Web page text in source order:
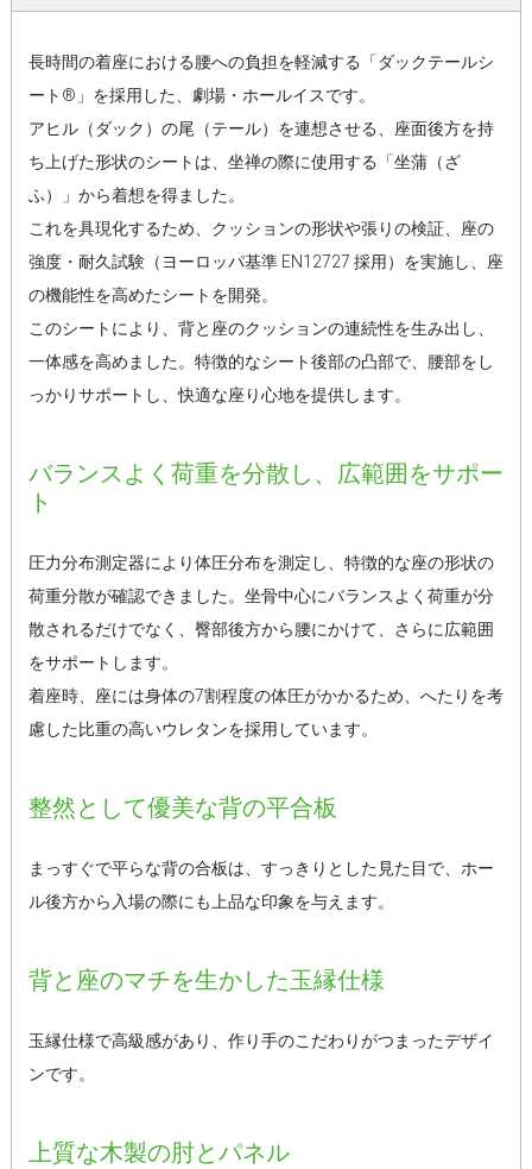
長時間の着座における腰への負担を軽減する「ダックテールシ
ート®」を採用した、劇場・ホールイスです。
アヒル（ダック）の尾（テール）を連想させる、座面後方を持
ち上げた形状のシートは、坐禅の際に使用する「坐蒲（ざ
ふ）」から着想を得ました。
これを具現化するため、クッションの形状や張りの検証、座の
強度・耐久試験（ヨーロッパ基準 EN12727 採用）を実施し、座
の機能性を高めたシートを開発。
このシートにより、背と座のクッションの連続性を生み出し、
一体感を高めました。特徴的なシート後部の凸部で、腰部をし
っかりサポートし、快適な座り心地を提供します。
バランスよく荷重を分散し、広範囲をサポー
ト
圧力分布測定器により体圧分布を測定し、特徴的な座の形状の
荷重分散が確認できました。坐骨中心にバランスよく荷重が分
散されるだけでなく、臀部後方から腰にかけて、さらに広範囲
をサポートします。
着座時、座には身体の7割程度の体圧がかかるため、へたりを考
慮した比重の高いウレタンを採用しています。
整然として優美な背の平合板
まっすぐで平らな背の合板は、すっきりとした見た目で、ホー
ル後方から入場の際にも上品な印象を与えます。
背と座のマチを生かした玉縁仕様
玉縁仕様で高級感があり、作り手のこだわりがつまったデザイ
ンです。
上質な木製の肘とパネル